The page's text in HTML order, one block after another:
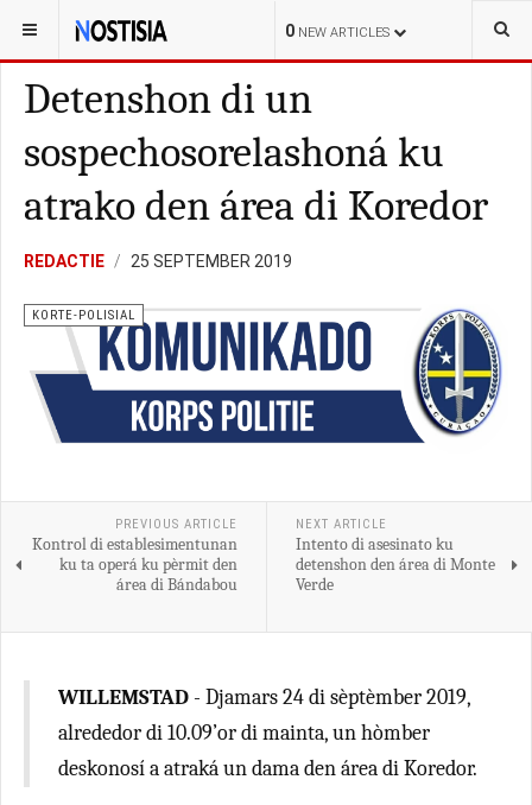
0 NEW ARTICLES
YOU ARE HERE: CURAÇAO INGEZONDEN
Detenshon di un
sospechosorelashoná ku
atrako den área di Koredor
REDACTIE 25 SEPTEMBER 2019
KORTE-POLISIAL
PREVIOUS ARTICLE
Kontrol di establesimentunan
ku ta operá ku pèrmit den
área di Bándabou
NEXT ARTICLE
Intento di asesinato ku
detenshon den área di Monte
Verde
WILLEMSTAD - Djamars 24 di sèptèmber 2019,
alrededor di 10.09’or di mainta, un hòmber
deskonosí a atraká un dama den área di Koredor.